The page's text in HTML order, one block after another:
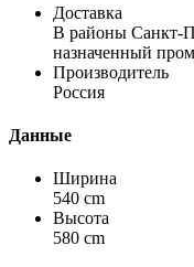
Доставка
В районы Санкт-
назначенный
Производитель
Россия
Данные
Ширина
540 cm
Высота
580 cm